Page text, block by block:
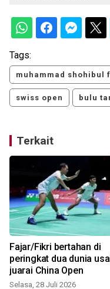
Tags:
muhammad shohibul
swiss open bulu
Terkait
Fajar/Fikri bertahan di
peringkat dua dunia
juarai China Open
Selasa, 28 Juli 2026